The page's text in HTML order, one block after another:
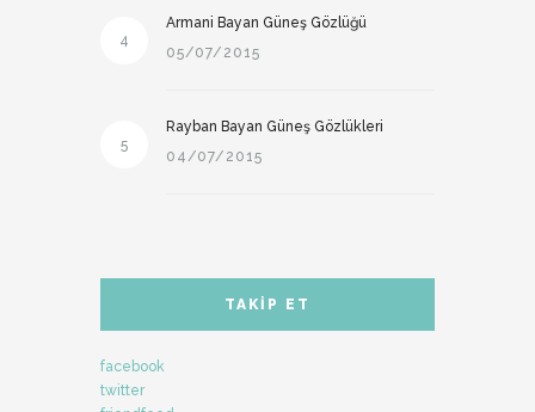
4
Armani Bayan Güneş Gözlüğü
05/07/2015
5
Rayban Bayan Güneş Gözlükleri
04/07/2015
TAKIP ET
facebook
twitter